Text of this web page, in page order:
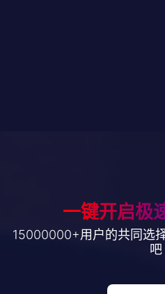
一键开启极
15000000+用户的共同选
吧